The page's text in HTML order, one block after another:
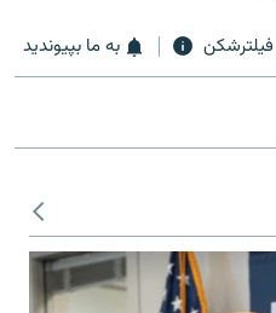
به ما بپیوندید